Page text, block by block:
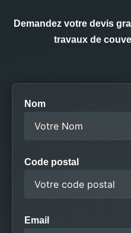
Demandez votre devis
travaux de
Nom
Code postal
Email